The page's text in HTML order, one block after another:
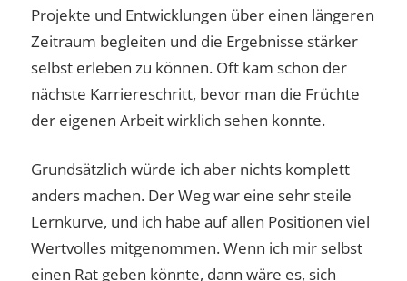
Projekte und Entwicklungen über einen längeren
Zeitraum begleiten und die Ergebnisse stärker
selbst erleben zu können. Oft kam schon der
nächste Karriereschritt, bevor man die Früchte
der eigenen Arbeit wirklich sehen konnte.
Grundsätzlich würde ich aber nichts komplett
anders machen. Der Weg war eine sehr steile
Lernkurve, und ich habe auf allen Positionen viel
Wertvolles mitgenommen. Wenn ich mir selbst
einen Rat geben könnte, dann wäre es, sich